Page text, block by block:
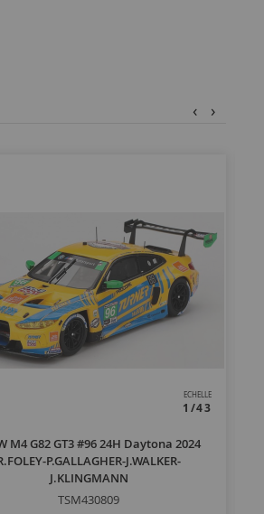
ECHELLE
1/43
M4 G82 GT3 #96 24H Daytona 2024
P.GALLAGHER-J.WALKER-
J.KLINGMANN
TSM430809
‹ ›